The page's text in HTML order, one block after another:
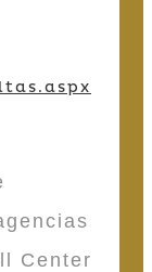
Center